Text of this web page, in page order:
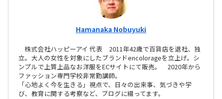
Hamanaka Nobuyuki
株式会社ハッピーアイ 代表 2011年42歳で百貨店を退社、独
立。大人の女性を対象にしたブランドencolorageを立上げ。シ
ンプルで上質上品なお洋服をECサイトにて販売。 2020年から
ファッション専門学校非常勤講師。
「心地よく今を生きる」視点で、日々の出来事、気づきや学
び、教育に関する考察など、ブログに綴ってます。